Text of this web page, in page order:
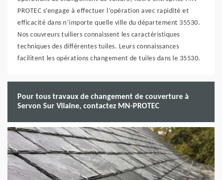
PROTEC s’engage à effectuer l’opération avec rapidité et
efficacité dans n’importe quelle ville du département 35530.
Nos couvreurs tuiliers connaissent les caractéristiques
techniques des différentes tuiles. Leurs connaissances
facilitent les opérations changement de tuiles dans le 35530.
Pour tous travaux de changement de couverture à
Servon Sur Vilaine, contactez MN-PROTEC